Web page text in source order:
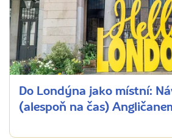
Do Londýna jako místní:
(alespoň na čas)